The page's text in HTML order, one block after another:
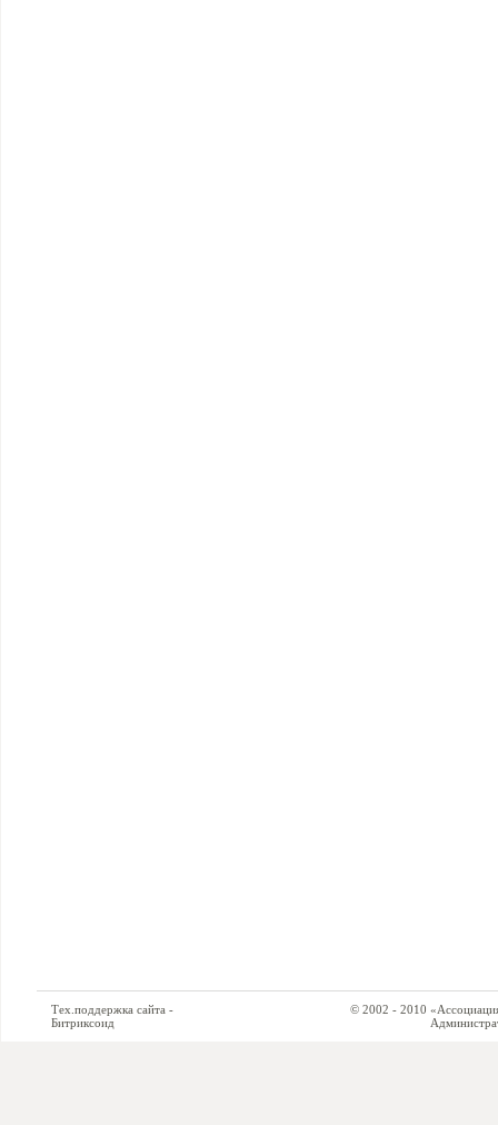
Тех.поддержка сайта -
Битриксоид
© 2002 - 2010 «Ассоциация